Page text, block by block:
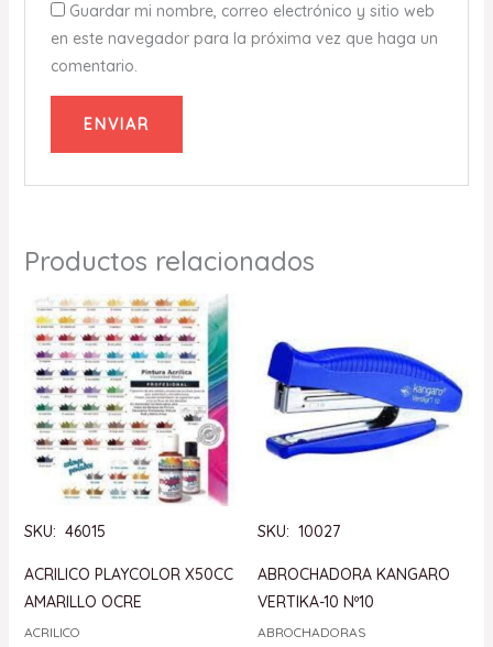
Guardar mi nombre, correo electrónico y sitio web
en este navegador para la próxima vez que haga un
comentario.
Productos relacionados
SKU: 46015
ACRILICO PLAYCOLOR X50CC
AMARILLO OCRE
ACRILICO
SKU: 10027
ABROCHADORA KANGARO
VERTIKA-10 Nº10
ABROCHADORAS